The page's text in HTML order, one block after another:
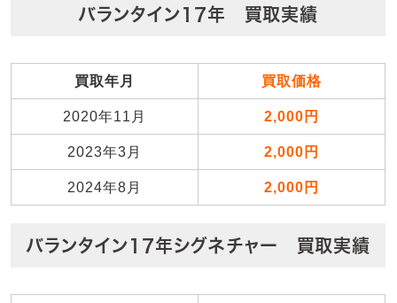
バランタイン17年 買取実績
買取年月 買取価格
2020年11月 2,000円
2023年3月 2,000円
2024年8月 2,000円
バランタイン17年シグネチャー 買取実績